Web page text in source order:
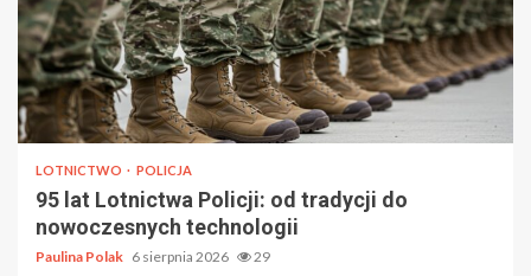
LOTNICTWO POLICJA
95 lat Lotnictwa Policji: od tradycji do
nowoczesnych technologii
Paulina Polak 6 sierpnia 2026 29